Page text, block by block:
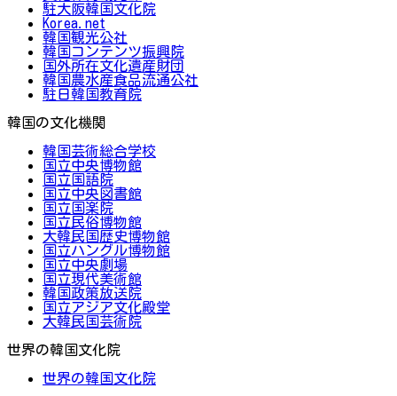
駐大阪韓国文化院
Korea.net
韓国観光公社
韓国コンテンツ振興院
国外所在文化遺産財団
韓国農水産食品流通公社
駐日韓国教育院
韓国の文化機関
韓国芸術総合学校
国立中央博物館
国立国語院
国立中央図書館
国立国楽院
国立民俗博物館
大韓民国歴史博物館
国立ハングル博物館
国立中央劇場
国立現代美術館
韓国政策放送院
国立アジア文化殿堂
大韓民国芸術院
世界の韓国文化院
世界の韓国文化院